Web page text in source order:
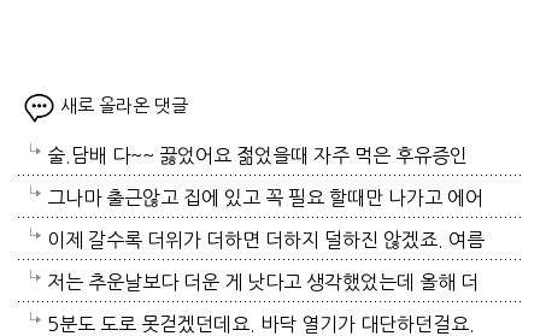
새로 올라온 댓글
술.담배 다~~ 끓었어요 젊었을때 자주 먹은 후유증인
가? 나이먹어서 생고생중 입니다 ㅠㅠㅠㅠ
그나마 출근않고 집에 있고 꼭 필요 할때만 나가고 에어
컨 켜고 있으니 그나마 잘 견디고 있네요 이렇게 에어컨
이 가열되면 지구 온도는 더 올라 갈 것이고 전력은 더
모자날것이고 악순환이죠 그러게요 이제는 변압기 과부
이제 갈수록 더위가 더하면 더하지 덜하진 않겠죠. 여름
만 없음 좋겠어요. 여름이 무서워요.ㅎ 겨울엔 추움 옷
이래도 껴입고 집에 가만있음 되는데 ..여름은 집을나가
저는 추운날보다 더운 게 낫다고 생각했었는데 올해 더
위는 난생처음 겪는 거라 적응이 안되네요. 제발 비가 쏟
5분도 도로 못걷겠던데요. 바닥 열기가 대단하던걸요.